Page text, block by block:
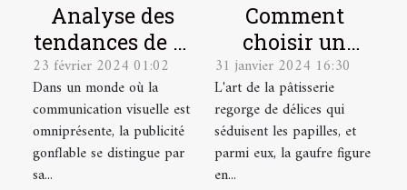
Analyse des
tendances de la
publicité
gonflable en
2023
23 février 2024 01:02
Dans un monde où la
communication visuelle est
omniprésente, la publicité
gonflable se distingue par
sa...
Comment
choisir un
gaufrier
durable et
économique ?
31 janvier 2024 16:30
L'art de la pâtisserie
regorge de délices qui
séduisent les papilles, et
parmi eux, la gaufre figure
en...